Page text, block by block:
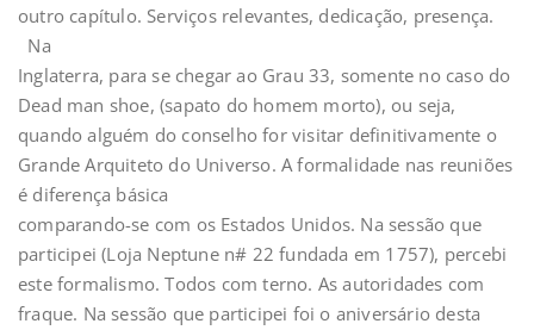
outro capítulo. Serviços relevantes, dedicação, presença.
Na
Inglaterra, para se chegar ao Grau 33, somente no caso do
Dead man shoe, (sapato do homem morto), ou seja,
quando alguém do conselho for visitar definitivamente o
Grande Arquiteto do Universo. A formalidade nas reuniões
é diferença básica
comparando-se com os Estados Unidos. Na sessão que
participei (Loja Neptune n# 22 fundada em 1757), percebi
este formalismo. Todos com terno. As autoridades com
fraque. Na sessão que participei foi o aniversário desta